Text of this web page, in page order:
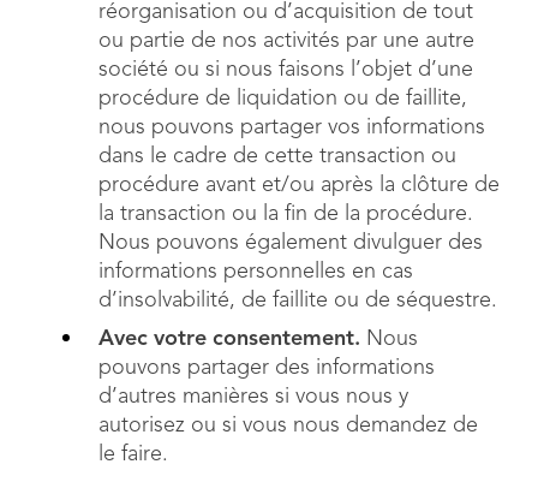
réorganisation ou d’acquisition de tout
ou partie de nos activités par une autre
société ou si nous faisons l’objet d’une
procédure de liquidation ou de faillite,
nous pouvons partager vos informations
dans le cadre de cette transaction ou
procédure avant et/ou après la clôture de
la transaction ou la fin de la procédure.
Nous pouvons également divulguer des
informations personnelles en cas
d’insolvabilité, de faillite ou de séquestre.
Avec votre consentement. Nous
pouvons partager des informations
d’autres manières si vous nous y
autorisez ou si vous nous demandez de
le faire.